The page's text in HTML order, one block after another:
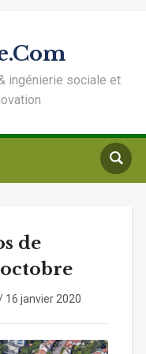
ingénierie sociale et
de
octobre
16 janvier 2020